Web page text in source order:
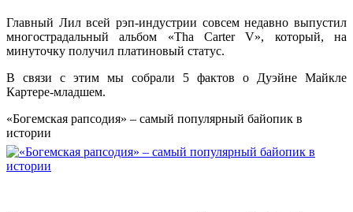
Главный Лил всей рэп-индустрии совсем недавно выпустил
многострадальный альбом «Tha Carter V», который, на
минуточку получил платиновый статус.
В связи с этим мы собрали 5 фактов о Дуэйне Майкле
Картере-младшем.
«Богемская рапсодия» – самый популярный байопик в
истории